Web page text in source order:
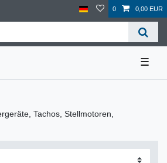
0 0,00 EUR
☰
Tachos, Stellmotoren,